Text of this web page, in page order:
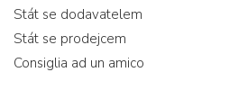
Stát se dodavatelem
Stát se prodejcem
Consiglia ad un amico